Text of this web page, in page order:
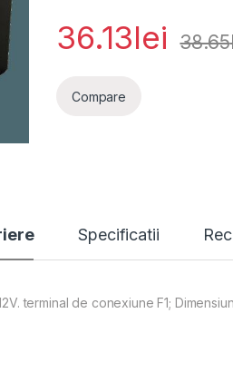
36.13lei 38.65
Compare
Specificatii
terminal de conexiune F1;